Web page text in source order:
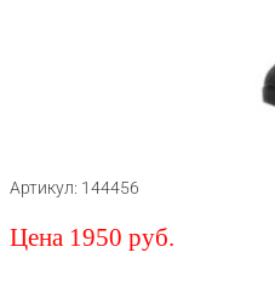
Артикул: 144456
Цена 1950 руб.